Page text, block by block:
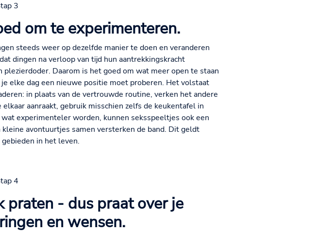
3
om te experimenteren.
steeds weer op dezelfde manier te doen en veranderen
dingen na verloop van tijd hun aantrekkingskracht
Daarom is het goed om wat meer open te staan
elke dag een nieuwe positie moet proberen. Het volstaat
in plaats van de vertrouwde routine, verken het andere
aanraakt, gebruik misschien zelfs de keukentafel in
experimenteler worden, kunnen seksspeeltjes ook een
avontuurtjes samen versterken de band. Dit geldt
in het leven.
4
praten - dus praat over je
en wensen.